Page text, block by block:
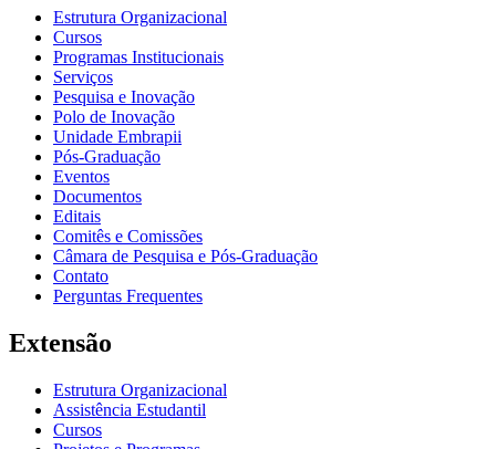
Estrutura Organizacional
Cursos
Programas Institucionais
Serviços
Pesquisa e Inovação
Polo de Inovação
Unidade Embrapii
Pós-Graduação
Eventos
Documentos
Editais
Comitês e Comissões
Câmara de Pesquisa e Pós-Graduação
Contato
Perguntas Frequentes
Extensão
Estrutura Organizacional
Assistência Estudantil
Cursos